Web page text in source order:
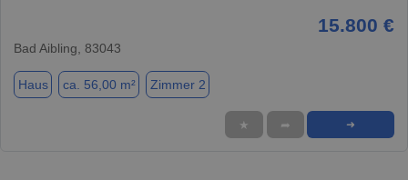
15.800 €
Bad Aibling, 83043
Haus ca. 56,00 m² Zimmer 2
★ ➦ ➜